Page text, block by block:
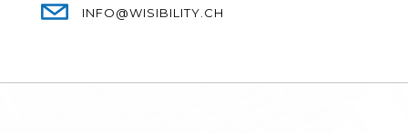
INFO@WISIBILITY.CH